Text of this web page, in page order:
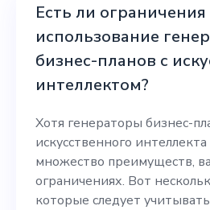
Есть ли ограничения
использование
бизнес-планов с
интеллектом?
Хотя генераторы бизнес-
искусственного
множество преимуществ,
ограничениях. Вот
которые следует